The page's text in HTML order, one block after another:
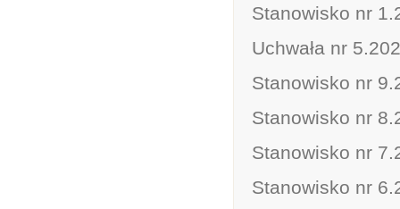
Stanowisko nr
Uchwała nr
Stanowisko nr
Stanowisko nr
Stanowisko nr
Stanowisko nr